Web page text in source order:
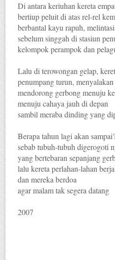
Di antara keriuhan kereta
bertiup peluit di atas rel-rel
berbantal kayu rapuh,
sebelum singgah di stasiun
kelompok perampok dan
Lalu di terowongan gelap,
penumpang turun,
mendorong gerbong menuju
menuju cahaya jauh di depan
sambil meraba dinding yang
Berapa tahun lagi akan
sebab tubuh-tubuh digerogoti
yang bertebaran sepanjang
lalu kereta perlahan-lahan
dan mereka berdoa
agar malam tak segera datang
2007